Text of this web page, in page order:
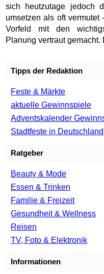
sich heutzutage jedoch
umsetzen als oft vermutet
Vorfeld mit den
Planung vertraut gemacht.
Tipps der Redaktion
Feste & Märkte
aktuelle Gewinnspiele
Adventskalender
Stadtfeste in Deutschland
Ratgeber
Beauty & Mode
Essen & Trinken
Familie & Freizeit
Gesundheit & Wellness
Reisen
TV, Foto & Elektronik
Informationen